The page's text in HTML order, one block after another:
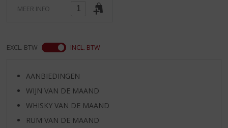
MEER INFO
EXCL. BTW INCL. BTW
AANBIEDINGEN
WIJN VAN DE MAAND
WHISKY VAN DE MAAND
RUM VAN DE MAAND